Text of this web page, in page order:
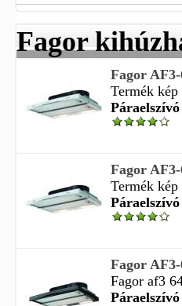
Fagor
Fagor
Termék
Páraelszívó
Fagor
Termék
Páraelszívó
Fagor
Fagor af3
Páraelszívó